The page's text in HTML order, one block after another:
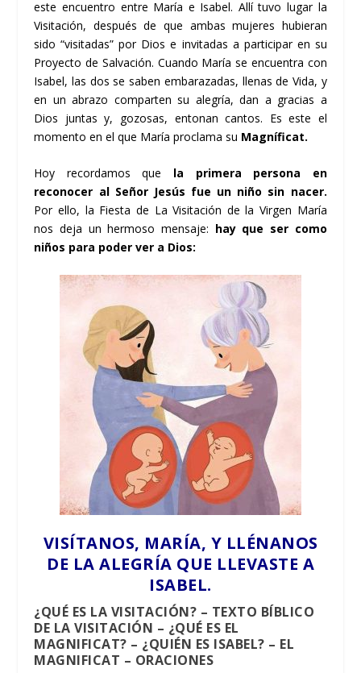
este encuentro entre María e Isabel. Allí tuvo lugar la
Visitación, después de que ambas mujeres hubieran
sido “visitadas” por Dios e invitadas a participar en su
Proyecto de Salvación. Cuando María se encuentra con
Isabel, las dos se saben embarazadas, llenas de Vida, y
en un abrazo comparten su alegría, dan a gracias a
Dios juntas y, gozosas, entonan cantos. Es este el
momento en el que María proclama su Magníficat.
Hoy recordamos que la primera persona en
reconocer al Señor Jesús fue un niño sin nacer.
Por ello, la Fiesta de La Visitación de la Virgen María
nos deja un hermoso mensaje: hay que ser como
niños para poder ver a Dios:
VISÍTANOS, MARÍA, Y LLÉNANOS
DE LA ALEGRÍA QUE LLEVASTE A
ISABEL.
¿QUÉ ES LA VISITACIÓN? – TEXTO BÍBLICO
DE LA VISITACIÓN – ¿QUÉ ES EL
MAGNIFICAT? – ¿QUIÉN ES ISABEL? – EL
MAGNIFICAT – ORACIONES